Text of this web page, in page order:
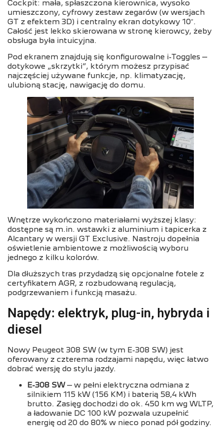
Cockpit: mała, spłaszczona kierownica, wysoko
umieszczony, cyfrowy zestaw zegarów (w wersjach
GT z efektem 3D) i centralny ekran dotykowy 10″.
Całość jest lekko skierowana w stronę kierowcy, żeby
obsługa była intuicyjna.
Pod ekranem znajdują się konfigurowalne i-Toggles –
dotykowe „skrzytki”, którym możesz przypisać
najczęściej używane funkcje, np. klimatyzację,
ulubioną stację, nawigację do domu.
Wnętrze wykończono materiałami wyższej klasy:
dostępne są m.in. wstawki z aluminium i tapicerka z
Alcantary w wersji GT Exclusive. Nastroju dopełnia
oświetlenie ambientowe z możliwością wyboru
jednego z kilku kolorów.
Dla dłuższych tras przydadzą się opcjonalne fotele z
certyfikatem AGR, z rozbudowaną regulacją,
podgrzewaniem i funkcją masażu.
Napędy: elektryk, plug-in, hybryda i
diesel
Nowy Peugeot 308 SW (w tym E-308 SW) jest
oferowany z czterema rodzajami napędu, więc łatwo
dobrać wersję do stylu jazdy.
E-308 SW– w pełni elektryczna odmiana z
silnikiem 115 kW (156 KM) i baterią 58,4 kWh
brutto. Zasięg dochodzi do ok. 450 km wg WLTP,
a ładowanie DC 100 kW pozwala uzupełnić
energię od 20 do 80% w nieco ponad pół godziny.